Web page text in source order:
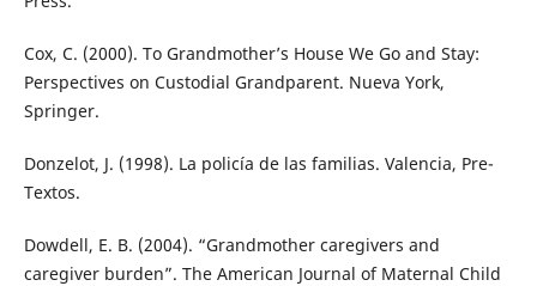
Cox, C. (2000). To Grandmother’s House We Go and Stay:
Perspectives on Custodial Grandparent. Nueva York,
Springer.
Donzelot, J. (1998). La policía de las familias. Valencia, Pre-
Textos.
Dowdell, E. B. (2004). “Grandmother caregivers and
caregiver burden”. The American Journal of Maternal Child